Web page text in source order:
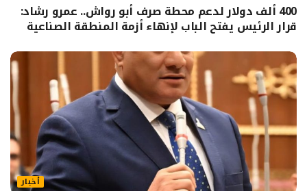
400 ألف دولار لدعم محطة صرف أبو رواش.. عمرو رشاد:
قرار الرئيس يفتح الباب لإنهاء أزمة المنطقة الصناعية
أخبار